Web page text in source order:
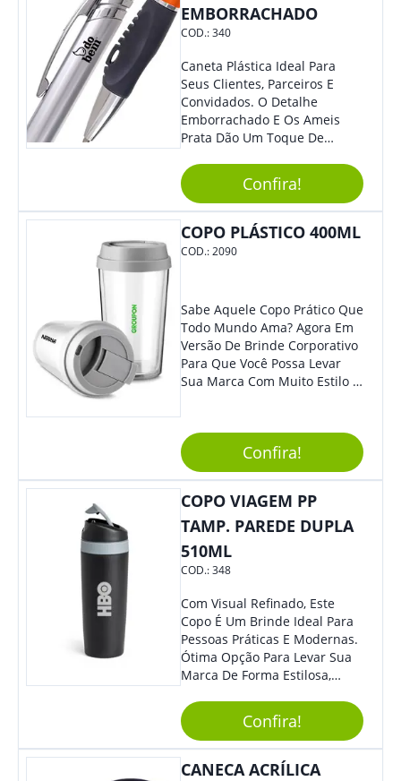
EMBORRACHADO
COD.:340
Caneta Plástica Ideal Para
Seus Clientes, Parceiros E
Convidados. O Detalhe
Emborrachado E Os Ameis
Prata Dão Um Toque De
Acionamento Por Clique.
Confira!
COPO PLÁSTICO 400ML
COD.:2090
Sabe Aquele Copo Prático Que
Todo Mundo Ama? Agora Em
Versão De Brinde Corporativo
Para Que Você Possa Levar
Sua Marca Com Muito Estilo E
De Exposição.
Confira!
COPO VIAGEM PP
TAMP. PAREDE DUPLA
510ML
COD.:348
Com Visual Refinado, Este
Copo É Um Brinde Ideal Para
Pessoas Práticas E Modernas.
Ótima Opção Para Levar Sua
Marca De Forma Estilosa,
Empresa Em Eventos,
Reuniões Corporativas Ou Até
Mesmo Para Presentear
Colaboradores.
Confira!
CANECA ACRÍLICA